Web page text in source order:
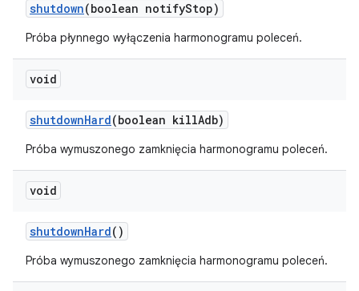
shutdown(boolean notifyStop)
Próba płynnego wyłączenia harmonogramu poleceń.
void
shutdownHard(boolean killAdb)
Próba wymuszonego zamknięcia harmonogramu poleceń.
void
shutdownHard()
Próba wymuszonego zamknięcia harmonogramu poleceń.